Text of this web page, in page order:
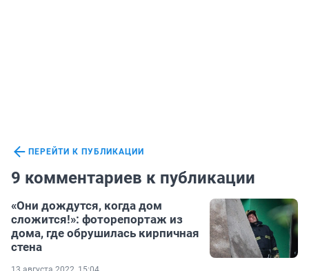
ПЕРЕЙТИ К ПУБЛИКАЦИИ
9 комментариев к публикации
«Они дождутся, когда дом
сложится!»: фоторепортаж из
дома, где обрушилась кирпичная
стена